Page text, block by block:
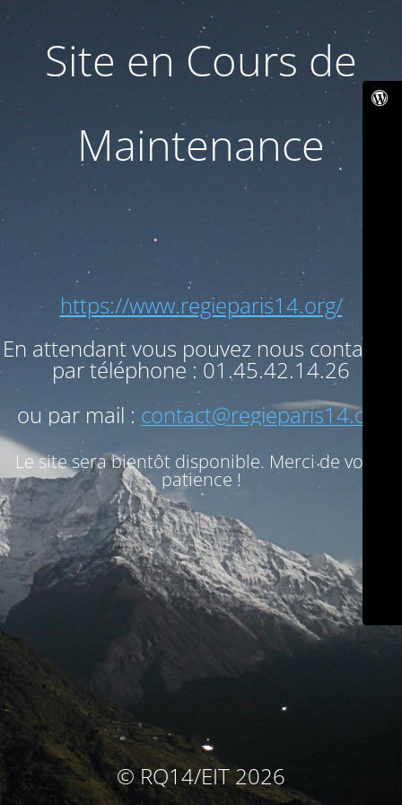
Site en Cours de
Maintenance
https://www.regieparis14.org/
En attendant vous pouvez nous contacter
par téléphone : 01.45.42.14.26
ou par mail : contact@regieparis14.org
Le site sera bientôt disponible. Merci de votre
patience !
© RQ14/EIT 2026